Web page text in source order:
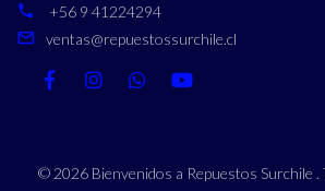
+56 9 41224294
ventas@repuestossurchile.cl
© 2026 Bienvenidos a Repuestos Surchile .